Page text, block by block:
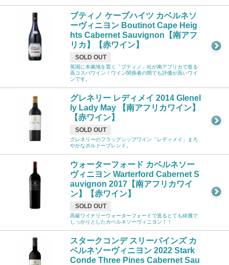
ブティノ ケープハイツ カベルネソ
ーヴィニヨン Boutinot Cape Heig
hts Cabernet Sauvignon【南アフ
リカ】【赤ワイン】
SOLD OUT
英国に本拠地を置く「ブティノ」社が南アフリカで造る
高コスパワイン！ワイン関係者の間でも評価が高いワイ
ンです。
グレネリー レディメイ 2014 Glenel
ly Lady May 【南アフリカワイン】
【赤ワイン】
SOLD OUT
グレネリーのフラッグシップワイン「レディメイ」まろ
やかなボルドーブレンド。
ウォーターフォード カベルネソー
ヴィニヨン Warterford Cabernet S
auvignon 2017【南アフリカワイ
ン】【赤ワイン】
SOLD OUT
高級ワイナリーウォーターフォードで造るとても綺麗で
しっかりとしたカベルネソーヴィニヨン！！
スタークコンデ スリーパインズ カ
ベルネソーヴィニヨン 2022 Stark
Conde Three Pines Cabernet Sau